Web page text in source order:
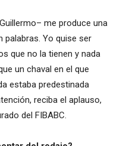
me produce una
palabras. Yo quise ser
que no la tienen y nada
un chaval en el que
estaba predestinada
reciba el aplauso,
del FIBABC.